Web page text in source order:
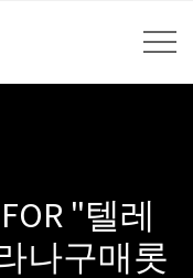
FOR "텔레
나구매롯